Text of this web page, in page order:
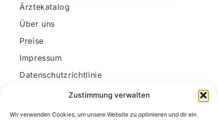
Zustimmung verwalten
Wir verwenden Cookies, um unsere Website zu optimieren und dir ein
Ärztekatalog
Über uns
Preise
Impressum
Datenschutzrichtlinie
Kundenkonto